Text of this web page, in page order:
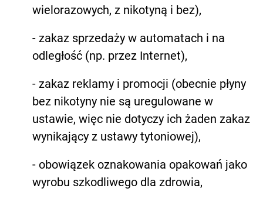
wielorazowych, z nikotyną i bez),
- zakaz sprzedaży w automatach i na
odległość (np. przez Internet),
- zakaz reklamy i promocji (obecnie płyny
bez nikotyny nie są uregulowane w
ustawie, więc nie dotyczy ich żaden zakaz
wynikający z ustawy tytoniowej),
- obowiązek oznakowania opakowań jako
wyrobu szkodliwego dla zdrowia,